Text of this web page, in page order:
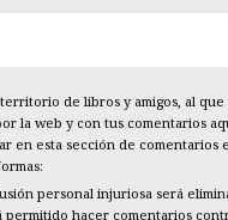
de libros y amigos, al
la web y con tus comentarios
en esta sección de comentarios
personal injuriosa será
permitido hacer comentarios